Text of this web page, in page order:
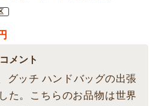
メント
グッチ ハンドバッグの出張
た。こちらのお品物は世界